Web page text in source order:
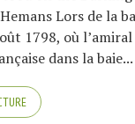
Lors de la
1798, où
dans la baie...